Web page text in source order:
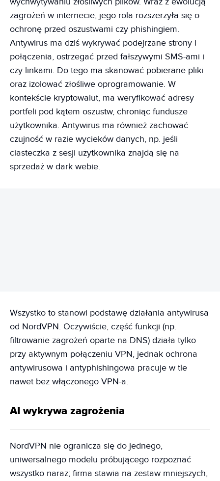
zagrożeń w internecie, jego rola rozszerzyła się o
ochronę przed oszustwami czy phishingiem.
Antywirus ma dziś wykrywać podejrzane strony i
połączenia, ostrzegać przed fałszywymi SMS-ami i
czy linkami. Do tego ma skanować pobierane pliki
oraz izolować złośliwe oprogramowanie. W
kontekście kryptowalut, ma weryfikować adresy
portfeli pod kątem oszustw, chroniąc fundusze
użytkownika. Antywirus ma również zachować
czujność w razie wycieków danych, np. jeśli
ciasteczka z sesji użytkownika znajdą się na
sprzedaż w dark webie.
Wszystko to stanowi podstawę działania antywirusa
od NordVPN. Oczywiście, część funkcji (np.
filtrowanie zagrożeń oparte na DNS) działa tylko
przy aktywnym połączeniu VPN, jednak ochrona
antywirusowa i antyphishingowa pracuje w tle
nawet bez włączonego VPN-a.
AI wykrywa zagrożenia
NordVPN nie ogranicza się do jednego,
uniwersalnego modelu próbującego rozpoznać
wszystko naraz; firma stawia na zestaw mniejszych,